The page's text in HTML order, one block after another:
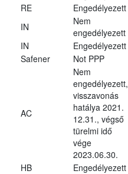
RE Engedélyezett
IN
Nem
engedélyezett
IN Engedélyezett
Safener Not PPP
AC
Nem
engedélyezett,
visszavonás
hatálya 2021.
12.31., végső
türelmi idő
vége
2023.06.30.
HB Engedélyezett